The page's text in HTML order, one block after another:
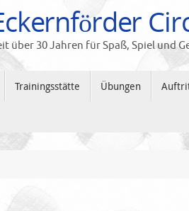
über 30 Jahren für Spaß, Spiel und
Trainingsstätte Übungen